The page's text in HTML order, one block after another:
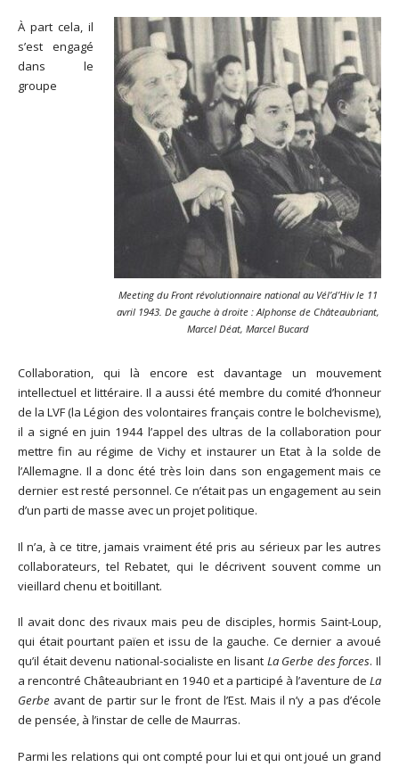
Meeting du Front révolutionnaire national au Vél’d’Hiv le 11
avril 1943. De gauche à droite : Alphonse de Châteaubriant,
Marcel Déat, Marcel Bucard
À part cela, il
s’est engagé
dans le
groupe
Collaboration, qui là encore est davantage un mouvement
intellectuel et littéraire. Il a aussi été membre du comité d’honneur
de la LVF (la Légion des volontaires français contre le bolchevisme),
il a signé en juin 1944 l’appel des ultras de la collaboration pour
mettre fin au régime de Vichy et instaurer un Etat à la solde de
l’Allemagne. Il a donc été très loin dans son engagement mais ce
dernier est resté personnel. Ce n’était pas un engagement au sein
d’un parti de masse avec un projet politique.
Il n’a, à ce titre, jamais vraiment été pris au sérieux par les autres
collaborateurs, tel Rebatet, qui le décrivent souvent comme un
vieillard chenu et boitillant.
Il avait donc des rivaux mais peu de disciples, hormis Saint-Loup,
qui était pourtant païen et issu de la gauche. Ce dernier a avoué
qu’il était devenu national-socialiste en lisant La Gerbe des forces. Il
a rencontré Châteaubriant en 1940 et a participé à l’aventure de La
Gerbe avant de partir sur le front de l’Est. Mais il n’y a pas d’école
de pensée, à l’instar de celle de Maurras.
Parmi les relations qui ont compté pour lui et qui ont joué un grand